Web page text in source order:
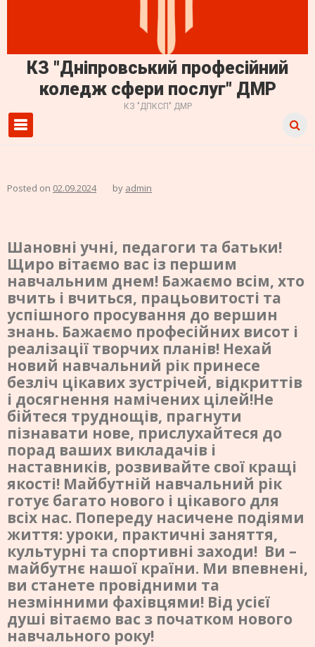
КЗ "Дніпровський професійний
коледж сфери послуг" ДМР
КЗ "ДПКСП" ДМР
Posted on 02.09.2024 by admin
Шановні учні, педагоги та батьки!
Щиро вітаємо вас із першим
навчальним днем! Бажаємо всім, хто
вчить і вчиться, працьовитості та
успішного просування до вершин
знань. Бажаємо професійних висот і
реалізації творчих планів! Нехай
новий навчальний рік принесе
безліч цікавих зустрічей, відкриттів
і досягнення намічених цілей!Не
бійтеся труднощів, прагнути
пізнавати нове, прислухайтеся до
порад ваших викладачів і
наставників, розвивайте свої кращі
якості! Майбутній навчальний рік
готує багато нового і цікавого для
всіх нас. Попереду насичене подіями
життя: уроки, практичні заняття,
культурні та спортивні заходи! Ви –
майбутнє нашої країни. Ми впевнені,
ви станете провідними та
незмінними фахівцями! Від усієї
душі вітаємо вас з початком нового
навчального року!